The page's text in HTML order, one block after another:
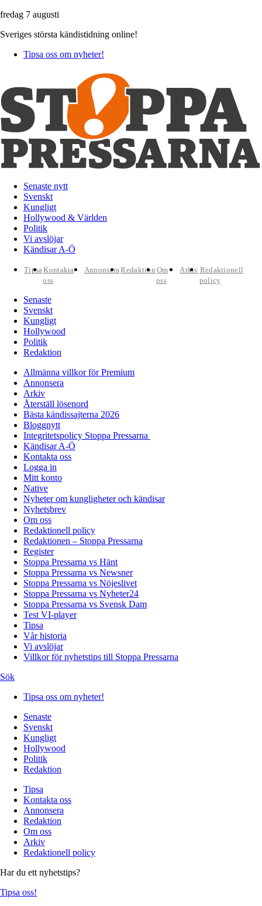
fredag 7 augusti
Sveriges största kändistidning online!
Tipsa oss om nyheter!
Senaste nytt
Svenskt
Kungligt
Hollywood & Världen
Politik
Vi avslöjar
Kändisar A-Ö
TipsaKontakta
oss
AnnonseraRedaktion Om
oss
Arkiv Redaktionell
policy
Senaste
Svenskt
Kungligt
Hollywood
Politik
Redaktion
Allmänna villkor för Premium
Annonsera
Arkiv
Återställ lösenord
Bästa kändissajterna 2026
Bloggnytt
Integritetspolicy Stoppa Pressarna
Kändisar A-Ö
Kontakta oss
Logga in
Mitt konto
Native
Nyheter om kungligheter och kändisar
Nyhetsbrev
Om oss
Redaktionell policy
Redaktionen – Stoppa Pressarna
Register
Stoppa Pressarna vs Hänt
Stoppa Pressarna vs Newsner
Stoppa Pressarna vs Nöjeslivet
Stoppa Pressarna vs Nyheter24
Stoppa Pressarna vs Svensk Dam
Test VI-player
Tipsa
Vår historia
Vi avslöjar
Villkor för nyhetstips till Stoppa Pressarna
Sök
Tipsa oss om nyheter!
Senaste
Svenskt
Kungligt
Hollywood
Politik
Redaktion
Tipsa
Kontakta oss
Annonsera
Redaktion
Om oss
Arkiv
Redaktionell policy
Har du ett nyhetstips?
Tipsa oss!